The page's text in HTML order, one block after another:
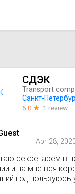
СДЭК
Transport
Санкт-
5.0 ☆ 1 review
Apr 28,
секретарем в
и на мне вся
год пользуюсь